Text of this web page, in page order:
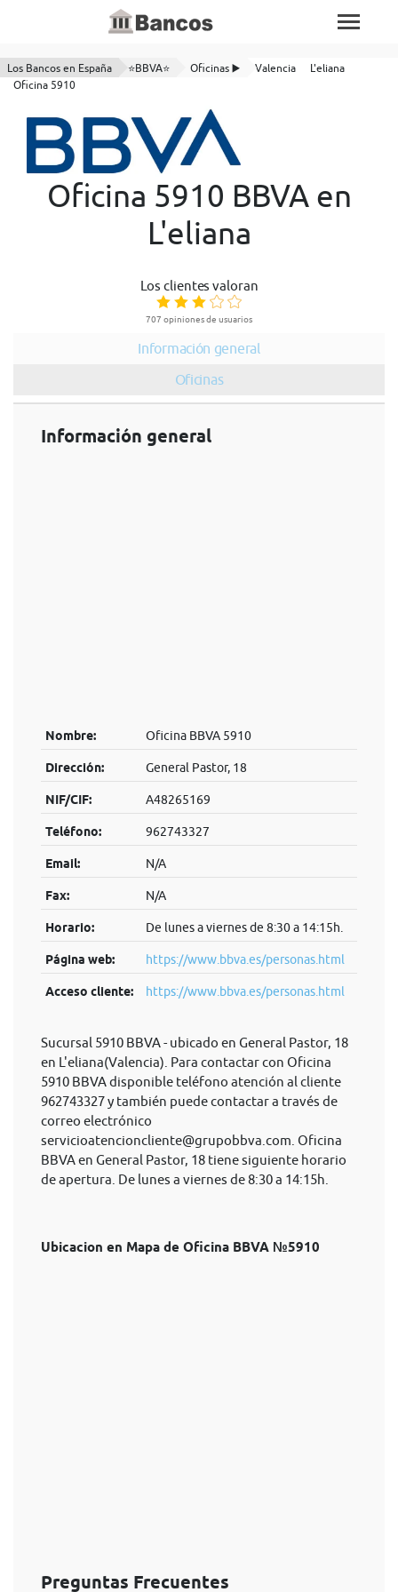
Los Bancos en España ⭐BBVA⭐ Oficinas ▶️ Valencia
L'eliana
Oficina 5910
Oficina 5910 BBVA en
L'eliana
Los clientes valoran
707 opiniones de usuarios
Información general
Oficinas
Información general
Nombre: Oficina BBVA 5910
Dirección: General Pastor, 18
NIF/CIF: A48265169
Teléfono: 962743327
Email: N/A
Fax: N/A
Horario: De lunes a viernes de 8:30 a 14:15h.
Página web: https://www.bbva.es/personas.html
Acceso cliente: https://www.bbva.es/personas.html
Sucursal 5910 BBVA - ubicado en General Pastor, 18
en L'eliana(Valencia). Para contactar con Oficina
5910 BBVA disponible teléfono atención al cliente
962743327 y también puede contactar a través de
correo electrónico
servicioatencioncliente@grupobbva.com . Oficina
BBVA en General Pastor, 18 tiene siguiente horario
de apertura. De lunes a viernes de 8:30 a 14:15h.
Ubicacion en Mapa de Oficina BBVA №5910
Preguntas Frecuentes